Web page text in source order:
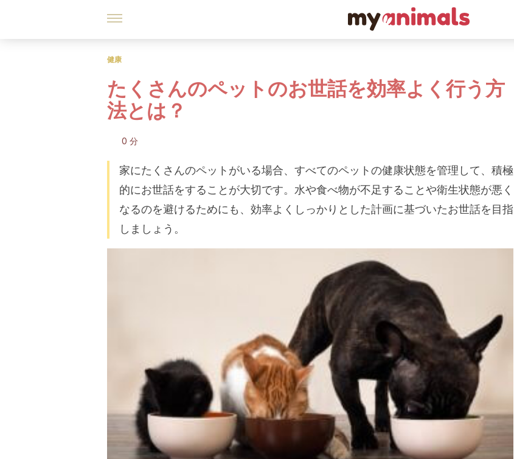
健康
たくさんのペットのお世話を効率よく行う方
法とは？
0 分
家にたくさんのペットがいる場合、すべてのペットの健康状態を管理して、積極
的にお世話をすることが大切です。水や食べ物が不足することや衛生状態が悪く
なるのを避けるためにも、効率よくしっかりとした計画に基づいたお世話を目指
しましょう。